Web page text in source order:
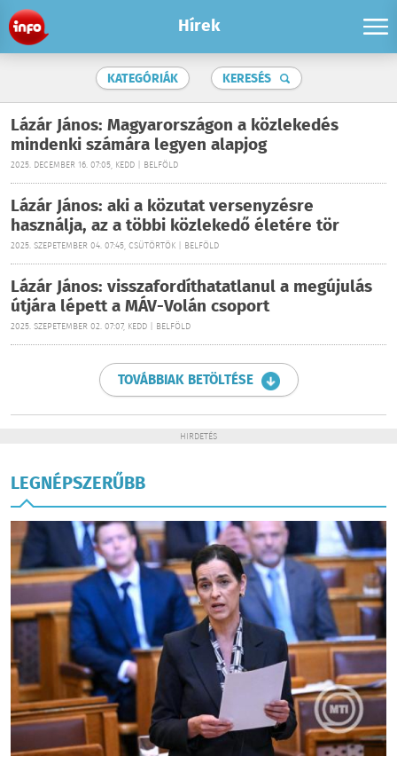
Hírek
KATEGÓRIÁK KERESÉS
Lázár János: Magyarországon a közlekedés
mindenki számára legyen alapjog
2025. DECEMBER 16. 07:05, KEDD | BELFÖLD
Lázár János: aki a közutat versenyzésre
használja, az a többi közlekedő életére tör
2025. SZEPETEMBER 04. 07:45, CSÜTÖRTÖK | BELFÖLD
Lázár János: visszafordíthatatlanul a megújulás
útjára lépett a MÁV-Volán csoport
2025. SZEPETEMBER 02. 07:07, KEDD | BELFÖLD
TOVÁBBIAK BETÖLTÉSE
HIRDETÉS
LEGNÉPSZERŰBB